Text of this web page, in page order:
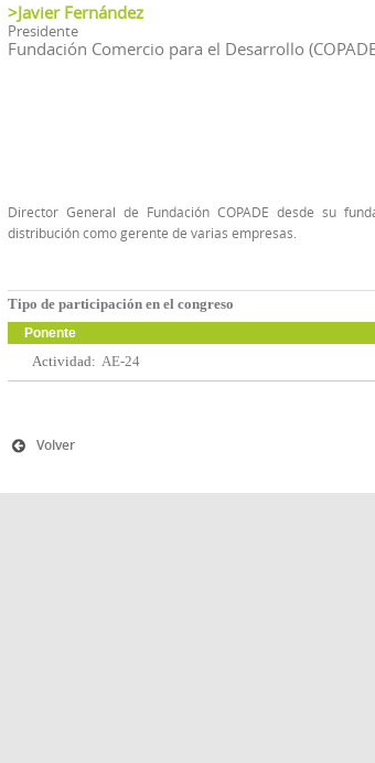
>Javier Fernández
Presidente
Fundación Comercio para el Desarrollo
Director General de Fundación COPADE desde su
distribución como gerente de varias empresas.
Tipo de participación en el congreso
Ponente
Actividad: AE-24
Volver